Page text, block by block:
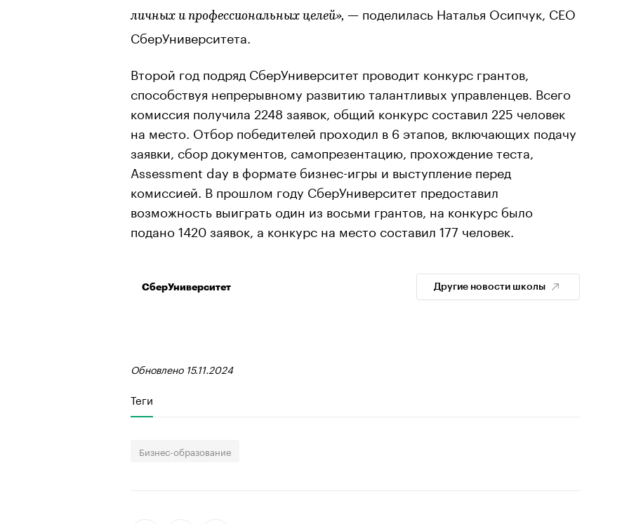
личных и профессиональных целей», — поделилась Наталья Осипчук, CEO
СберУниверситета.
Второй год подряд СберУниверситет проводит конкурс грантов,
способствуя непрерывному развитию талантливых управленцев. Всего
комиссия получила 2248 заявок, общий конкурс составил 225 человек
на место. Отбор победителей проходил в 6 этапов, включающих подачу
заявки, сбор документов, самопрезентацию, прохождение теста,
Assessment day в формате бизнес-игры и выступление перед
комиссией. В прошлом году СберУниверситет предоставил
возможность выиграть один из восьми грантов, на конкурс было
подано 1420 заявок, а конкурс на место составил 177 человек.
СберУниверситет Другие новости школы
Обновлено 15.11.2024
Теги
Бизнес-образование